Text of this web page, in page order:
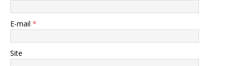
E-mail *
Site